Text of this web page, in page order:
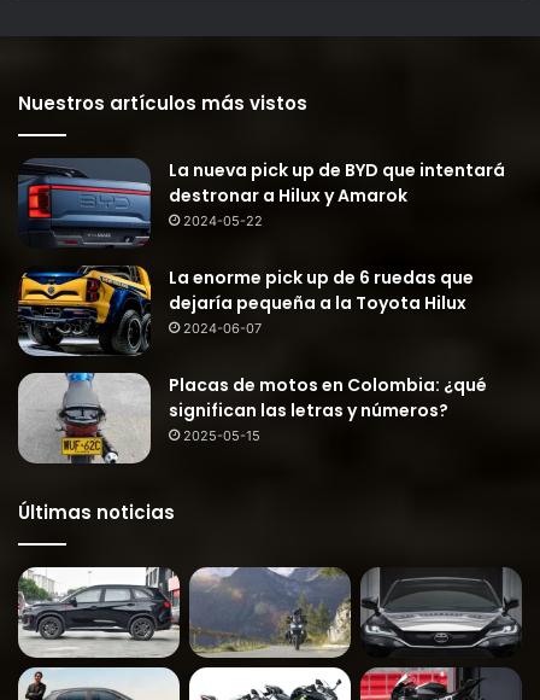
Nuestros artículos más vistos
La nueva pick up de BYD que intentará
destronar a Hilux y Amarok
2024-05-22
La enorme pick up de 6 ruedas que
dejaría pequeña a la Toyota Hilux
2024-06-07
Placas de motos en Colombia: ¿qué
significan las letras y números?
2025-05-15
Últimas noticias